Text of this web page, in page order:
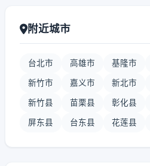
附近城市
台北市 高雄市 基隆市
新竹市 嘉义市 新北市
新竹县 苗栗县 彰化县
屏东县 台东县 花莲县